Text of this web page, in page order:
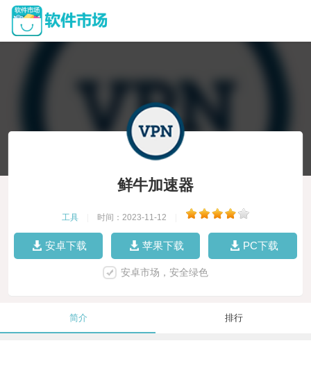
鲜牛加速器
工具 时间：2023-11-12
安卓下载 苹果下载 PC下载
安卓市场，安全绿色
简介 排行